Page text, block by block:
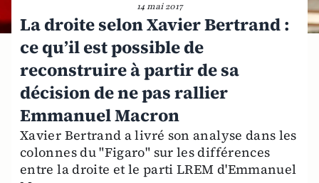
14 mai 2017
La droite selon Xavier Bertrand :
ce qu’il est possible de
reconstruire à partir de sa
décision de ne pas rallier
Emmanuel Macron
Xavier Bertrand a livré son analyse dans les
colonnes du "Figaro" sur les différences
entre la droite et le parti LREM d'Emmanuel